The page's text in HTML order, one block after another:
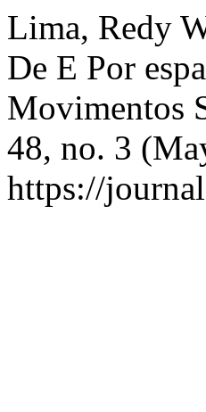
Lima, Redy
De E Por
Movimentos
48, no. 3
https://